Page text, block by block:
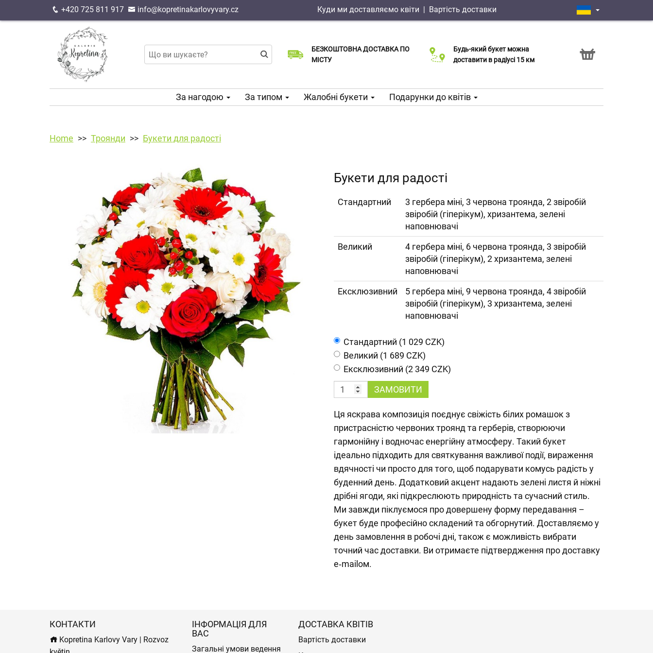
+420 725 811 917 info@kopretinakarlovyvary.cz Куди ми доставляємо квіти | Вартість доставки
БЕЗКОШТОВНА ДОСТАВКА ПО
МІСТУ
Доставка в той же день доступна
Виберіть дату доставки
Будь-який букет можна
доставити в радіусі 15 км
Послуга Click & Collect
За нагодою За типом Жалобні букети Подарунки до квітів
Home Троянди Букети для радості
Букети для радості
Cтандартний
3 гербера міні, 3 червона троянда, 2 звіробій
звіробій (гіперікум), хризантема, зелені
наповнювачі
Великий
4 гербера міні, 6 червона троянда, 3 звіробій
звіробій (гіперікум), 2 хризантема, зелені
наповнювачі
Ексклюзивний
5 гербера міні, 9 червона троянда, 4 звіробій
звіробій (гіперікум), 3 хризантема, зелені
наповнювачі
Cтандартний (1 029 CZK)
Великий (1 689 CZK)
Ексклюзивний (2 349 CZK)
ЗАМОВИТИ
Ця яскрава композиція поєднує свіжість білих ромашок з
пристрасністю червоних троянд та герберів, створюючи
гармонійну і водночас енергійну атмосферу. Такий букет
ідеально підходить для святкування важливої події, вираження
вдячності чи просто для того, щоб подарувати комусь радість у
буденний день. Додатковий акцент надають зелені листя й ніжні
дрібні ягоди, які підкреслюють природність та сучасний стиль.
Ми завжди піклуємося про довершену форму передавання –
букет буде професійно складений та обгорнутий. Доставляємо у
день замовлення в робочі дні, також є можливість вибрати
точний час доставки. Ви отримаєте підтвердження про доставку
e‑mailом.
КОНТАКТИ
Kopretina Karlovy Vary | Rozvoz
ІНФОРМАЦІЯ ДЛЯ
ВАС
Загальні умови ведення
ДОСТАВКА КВІТІВ
Вартість доставки